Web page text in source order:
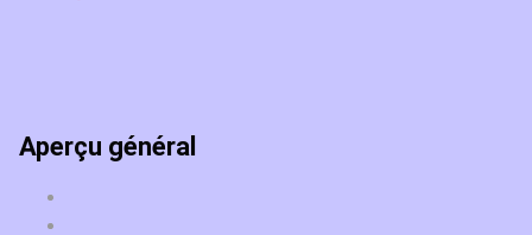
Aperçu général